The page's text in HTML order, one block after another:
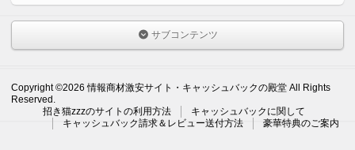
サブコンテンツ
Copyright ©2026 情報商材激安サイト・キャッシュバックの殿堂 All Rights
Reserved.
招き猫zzzのサイトの利用方法
キャッシュバックに関して
キャッシュバック請求＆レビュー送付方法
豪華特典のご案内